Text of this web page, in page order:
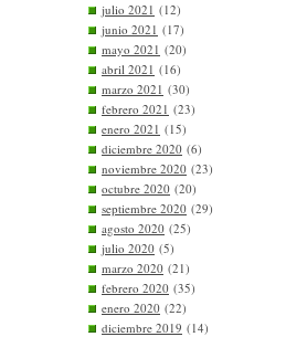
julio 2021 (12)
junio 2021 (17)
mayo 2021 (20)
abril 2021 (16)
marzo 2021 (30)
febrero 2021 (23)
enero 2021 (15)
diciembre 2020 (6)
noviembre 2020 (23)
octubre 2020 (20)
septiembre 2020 (29)
agosto 2020 (25)
julio 2020 (5)
marzo 2020 (21)
febrero 2020 (35)
enero 2020 (22)
diciembre 2019 (14)